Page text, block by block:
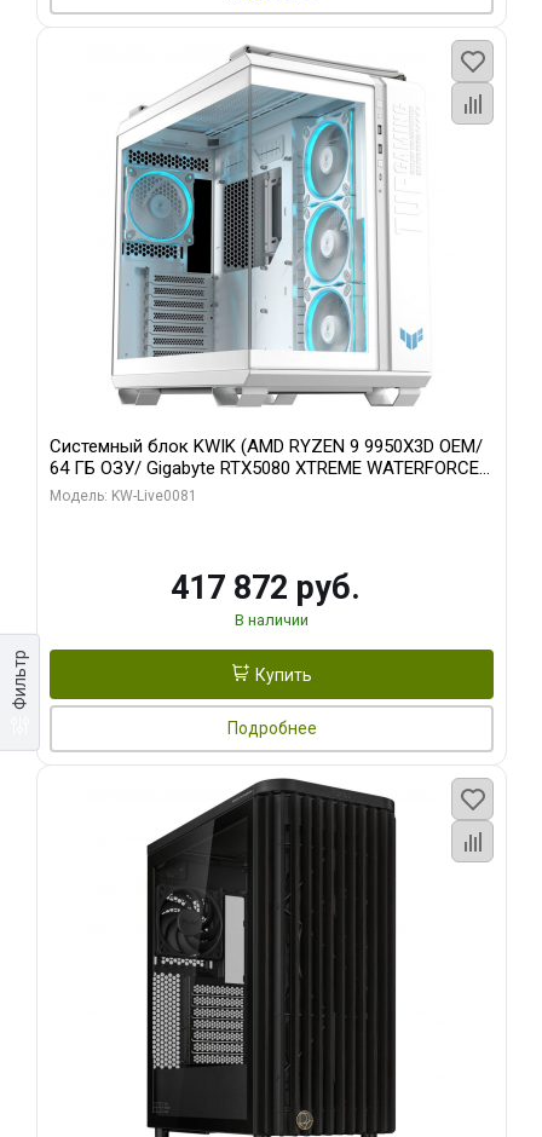
Фильтр
Системный блок KWIK (AMD RYZEN 9 9950X3D OEM/
64 ГБ ОЗУ/ Gigabyte RTX5080 XTREME WATERFORCE
16GB GDDR7 256bit/ 1 ТБ SSD)
Модель: KW-Live0081
417 872 руб.
В наличии
Купить
Подробнее